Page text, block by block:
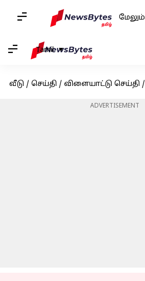
மேலும்
Tamil
வீடு / செய்தி / விளையாட்டு செய்தி /
ADVERTISEMENT